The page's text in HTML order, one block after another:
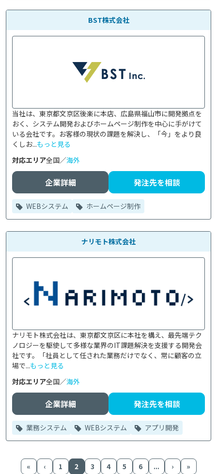
BST株式会社
当社は、東京都文京区後楽に本店、広島県福山市に開発拠点を
おく、システム開発およびホームページ制作を中心に手がけて
いる会社です。お客様の現状の課題を解決し、「今」をより良
くしお...もっと見る
対応エリア全国／海外
企業詳細 発注先を相談
WEBシステム ホームページ制作
ナリモト株式会社
ナリモト株式会社は、東京都文京区に本社を構え、最先端テク
ノロジーを駆使して多様な業界のIT課題解決を支援する開発会
社です。「社員として任された業務だけでなく、常に顧客の立
場で...もっと見る
対応エリア全国／海外
企業詳細 発注先を相談
業務システム WEBシステム アプリ開発
« ‹ 1 2 3 4 5 6 ... › »